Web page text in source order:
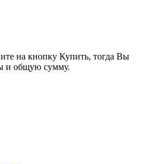
на кнопку Купить, тогда Вы
и общую сумму.